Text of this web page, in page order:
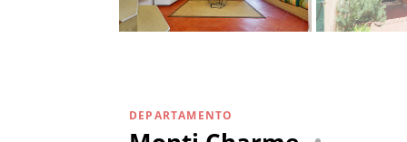
DEPARTAMENTO